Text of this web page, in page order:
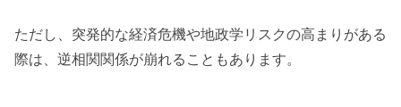
ただし、突発的な経済危機や地政学リスクの高まりがある
際は、逆相関関係が崩れることもあります。